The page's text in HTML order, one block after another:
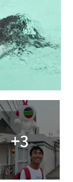
+3